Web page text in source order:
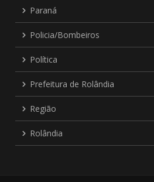
Paraná
Policia/Bombeiros
Política
Prefeitura de Rolândia
Região
Rolândia